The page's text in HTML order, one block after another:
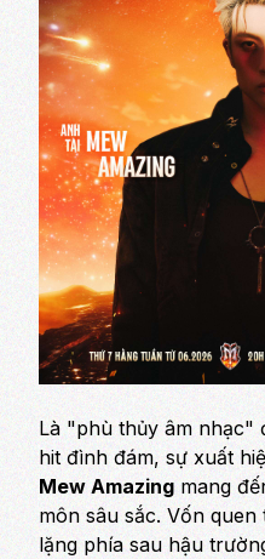
Là "phù thủy âm nhạc"
hit đình đám, sự xuất
Mew Amazingmang
môn sâu sắc. Vốn
lặng phía sau hậu